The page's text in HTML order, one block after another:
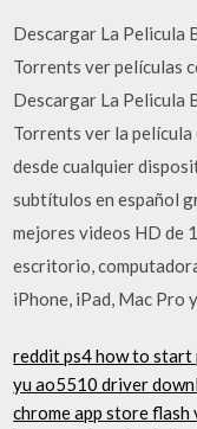
Descargar La Pelicula
Torrents ver películas
Descargar La Pelicula
Torrents ver la
desde cualquier
subtítulos en español
mejores videos HD de
escritorio,
iPhone, iPad, Mac Pro y
reddit ps4 how to start
yu ao5510 driver
chrome app store